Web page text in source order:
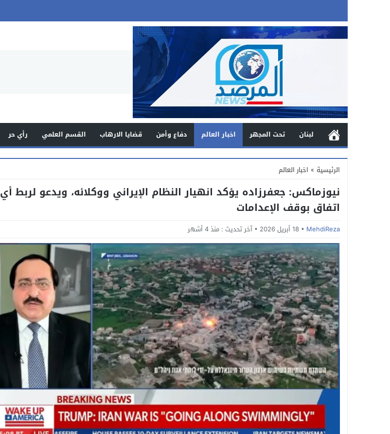
لبنان تحت المجهر اخبار العالم دفاع وأمن قضايا الارهاب القسم العلمي رأي حر
الرئيسية » اخبار العالم
نيوزماكس: جعفرزاده يؤكد انهيار النظام الإيراني ووكلائه، ويدعو لربط أي
اتفاق بوقف الإعدامات
MehdiReza 18 أبريل 2026 آخر تحديث : منذ 4 أشهر